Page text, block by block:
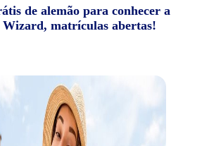
de alemão para conhecer a
Wizard, matrículas abertas!